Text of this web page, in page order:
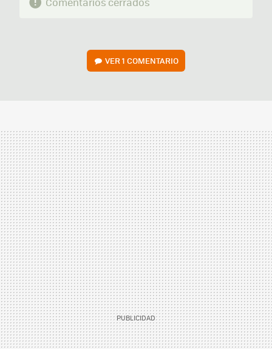
VER1 COMENTARIO